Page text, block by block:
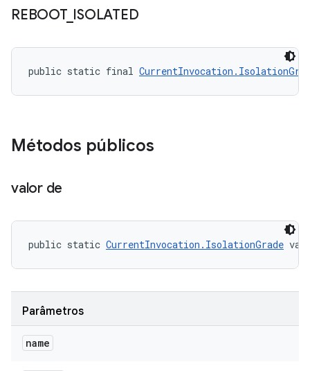
REBOOT_ ISOLATED
public static final
Métodos públicos
valor de
public static CurrentInvocation.IsolationGrade
Parâmetros
name